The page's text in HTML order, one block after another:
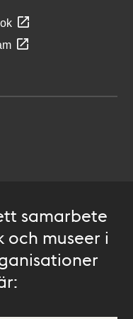
samarbete
och museer i